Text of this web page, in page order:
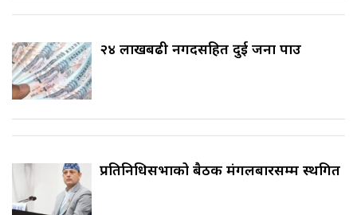
२४ लाखबढी नगदसहित दुई जना पक्राउ
प्रतिनिधिसभाको बैठक मंगलबारसम्म स्थगित